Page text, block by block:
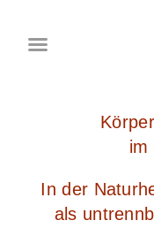
im
In der
als